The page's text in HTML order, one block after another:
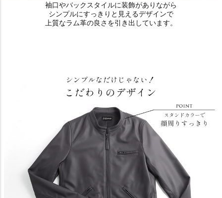
袖口やバックスタイルに装飾がありながら
シンプルにすっきりと見えるデザインで
上質なラム革の良さを引き出しています。